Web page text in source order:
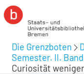
Die Grenzboten
Semester. II.
Curiosität